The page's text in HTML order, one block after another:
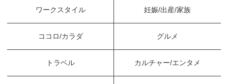
ワークスタイル 妊娠/出産/家族
ココロ/カラダ グルメ
トラベル カルチャー/エンタメ